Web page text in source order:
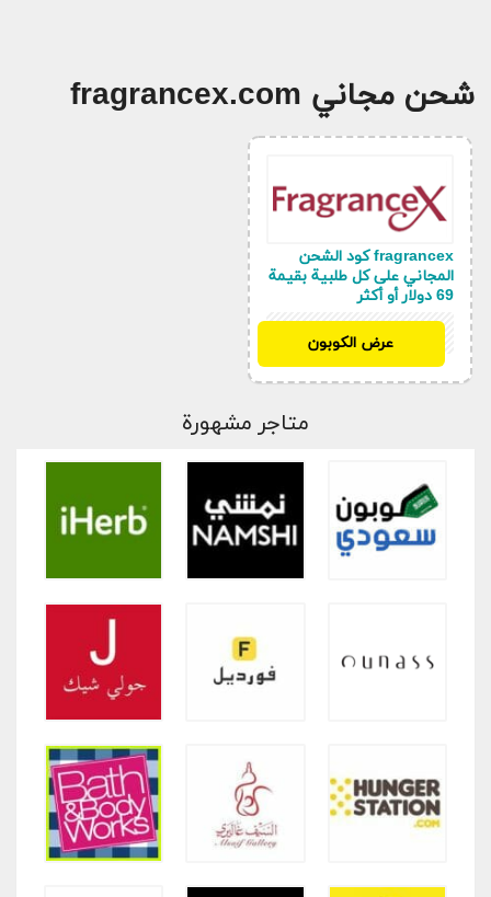
شحن مجاني fragrancex.com
fragrancex كود الشحن
المجاني على كل طلبية بقيمة
69 دولار أو أكثر
ASA69عرض الكوبون
متاجر مشهورة